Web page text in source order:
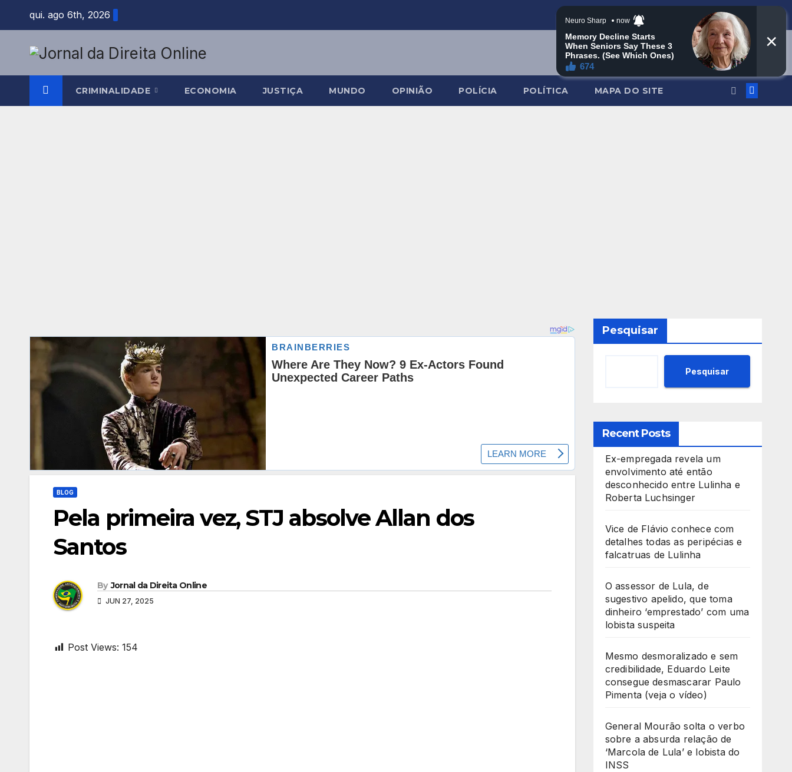
content
qui. ago 6th, 2026
CRIMINALIDADE ECONOMIA JUSTIÇA MUNDO OPINIÃO POLÍCIA POLÍTICA MAPA DO SITE
BLOG
Pela primeira vez, STJ absolve Allan dos
Santos
By Jornal da Direita Online
JUN 27, 2025
Post Views: 154
Pesquisar
Pesquisar
Recent Posts
Ex-empregada revela um
envolvimento até então
desconhecido entre Lulinha e
Roberta Luchsinger
Vice de Flávio conhece com
detalhes todas as peripécias e
falcatruas de Lulinha
O assessor de Lula, de
sugestivo apelido, que toma
dinheiro ‘emprestado’ com uma
lobista suspeita
Mesmo desmoralizado e sem
credibilidade, Eduardo Leite
consegue desmascarar Paulo
Pimenta (veja o vídeo)
General Mourão solta o verbo
sobre a absurda relação de
‘Marcola de Lula’ e lobista do
INSS